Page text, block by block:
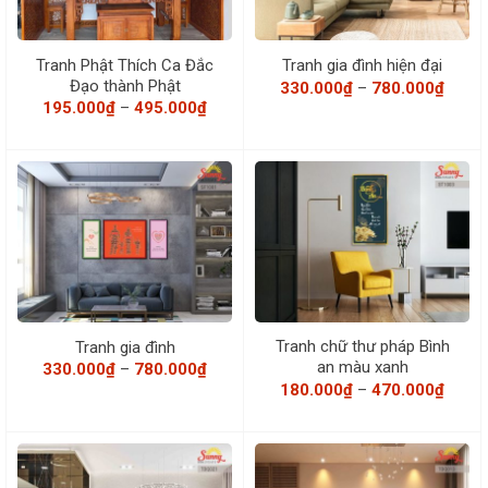
Tranh Phật Thích Ca Đắc
Đạo thành Phật
195.000₫ – 495.000₫Khoảng
đến
495.000₫
Tranh gia đình hiện đại
330.000₫ – 780.000₫
Tranh gia đình
330.000₫ – 780.000₫Khoảng
780.000₫
Tranh chữ thư pháp Bình
an màu xanh
180.000₫ – 470.000₫
đến